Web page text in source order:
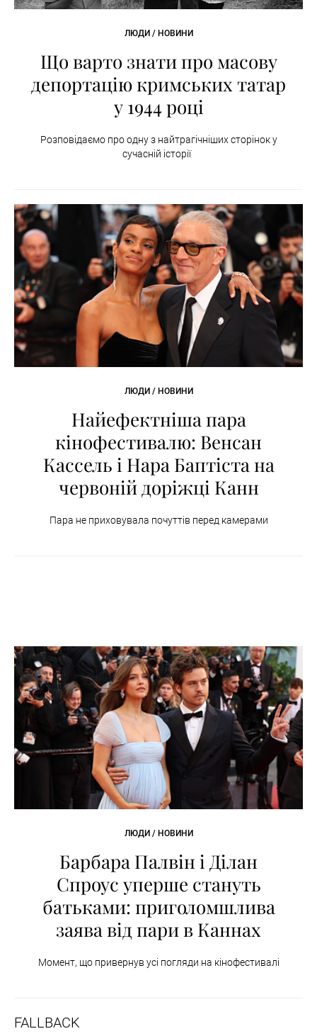
ЛЮДИ / НОВИНИ
Що варто знати про масову
депортацію кримських татар
у 1944 році
Розповідаємо про одну з найтрагічніших сторінок у
сучасній історії
ЛЮДИ / НОВИНИ
Найефектніша пара
кінофестивалю: Венсан
Кассель і Нара Баптіста на
червоній доріжці Канн
Пара не приховувала почуттів перед камерами
ЛЮДИ / НОВИНИ
Барбара Палвін і Ділан
Спроус уперше стануть
батьками: приголомшлива
заява від пари в Каннах
Момент, що привернув усі погляди на кінофестивалі
FALLBACK